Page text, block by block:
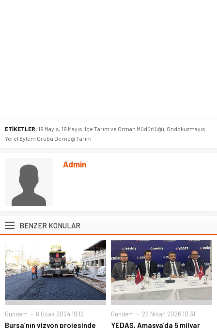
ETİKETLER: 19 Mayıs 19 Mayıs İlçe Tarım ve Orman Müdürlüğü Ondokuzmayıs
Yerel Eylem Grubu Derneği Tarım
Admin
BENZER KONULAR
Gündem 6 Ocak 2024 19:12
Bursa’nın vizyon projesinde
Gündem 29 Nisan 2026 10:31
YEDAŞ, Amasya’da 5 milyar